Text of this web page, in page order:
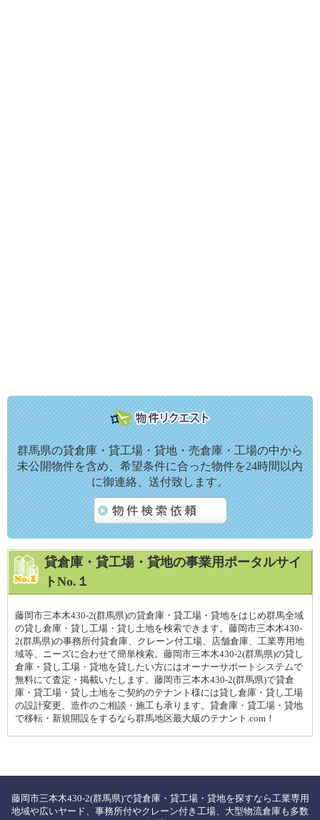
群馬県の貸倉庫・貸工場・貸地・売倉庫・工場の中から
未公開物件を含め、希望条件に合った物件を24時間以内
に御連絡、送付致します。
貸倉庫・貸工場・貸地の事業用ポータルサイ
トNo.１
藤岡市三本木430-2(群馬県)の貸倉庫・貸工場・貸地をはじめ群馬全域
の貸し倉庫・貸し工場・貸し土地を検索できます。藤岡市三本木430-
2(群馬県)の事務所付貸倉庫、クレーン付工場、店舗倉庫、工業専用地
域等、ニーズに合わせて簡単検索。藤岡市三本木430-2(群馬県)の貸し
倉庫・貸し工場・貸地を貸したい方にはオーナーサポートシステムで
無料にて査定・掲載いたします。藤岡市三本木430-2(群馬県)で貸倉
庫・貸工場・貸し土地をご契約のテナント様には貸し倉庫・貸し工場
の設計変更、造作のご相談・施工も承ります。貸倉庫・貸工場・貸地
で移転・新規開設をするなら群馬地区最大級のテナント.com！
藤岡市三本木430-2(群馬県)で貸倉庫・貸工場・貸地を探すなら工業専用
地域や広いヤード、事務所付やクレーン付き工場、大型物流倉庫も多数